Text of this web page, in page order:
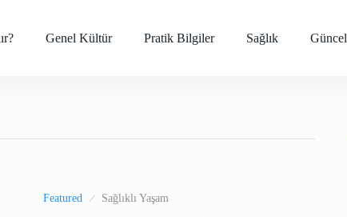
Genel Kültür Pratik Bilgiler Sağlık Güncel
Featured Sağlıklı Yaşam